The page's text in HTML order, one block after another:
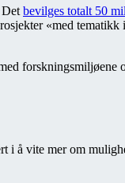
bevilges totalt 50
«med
i å vite mer om